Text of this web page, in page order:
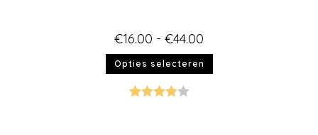
€16.00 - €44.00
Opties selecteren